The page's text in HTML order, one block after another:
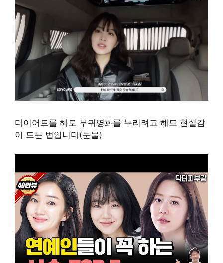
다이어트를 해도 부귀영화를 누리려고 해도 현실감
이 드는 법입니다(눈물)